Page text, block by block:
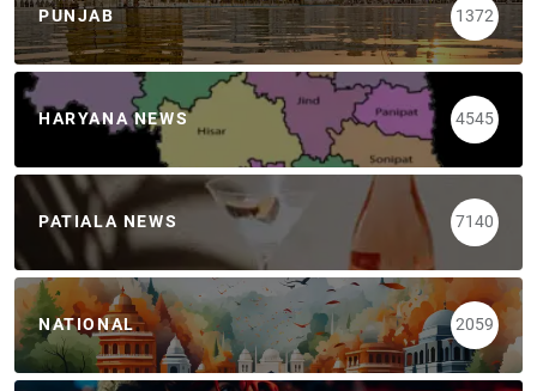
PUNJAB 1372
HARYANA NEWS 4545
PATIALA NEWS 7140
NATIONAL 2059